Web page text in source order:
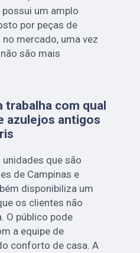
um amplo
por peças de
mercado, uma vez
são mais
trabalha com qual
azulejos antigos
que são
de Campinas e
disponibiliza um
os clientes não
O público pode
a equipe de
conforto de casa. A